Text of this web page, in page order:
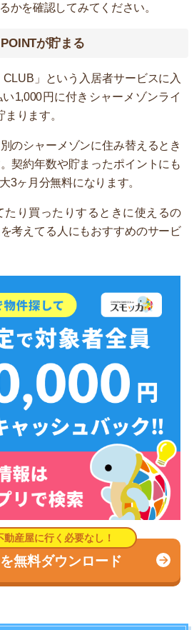
かを確認してみてください。
が貯まる
CLUB」という入居者サービスに入
1,000円に付きシャーメゾンライ
ります。
のシャーメゾンに住み替えるとき
契約年数や貯まったポイントにも
3ヶ月分無料になります。
たり買ったりするときに使えるの
考えてる人にもおすすめのサービ
無料ダウンロード